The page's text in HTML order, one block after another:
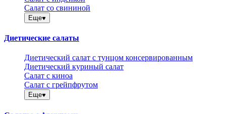
Салат со свининой
Еще
Диетические салаты
Диетический салат с тунцом консервированным
Диетический куриный салат
Салат с киноа
Салат с грейпфрутом
Еще